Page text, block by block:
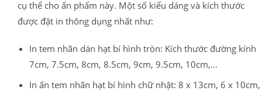
cụ thể cho ấn phẩm này. Một số kiểu dáng và kích thước
được đặt in thông dụng nhất như:
In tem nhãn dán hạt bí hình tròn: Kích thước đường kính
7cm, 7.5cm, 8cm, 8.5cm, 9cm, 9.5cm, 10cm,…
In ấn tem nhãn hạt bí hình chữ nhật: 8 x 13cm, 6 x 10cm,